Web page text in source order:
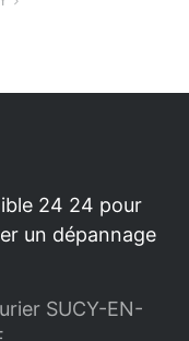
24 24 pour
un dépannage
SUCY-EN-